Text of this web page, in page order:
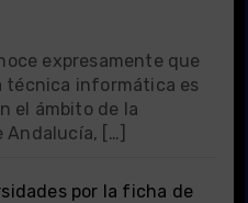
expresamente que
técnica informática es
el ámbito de la
[…]
por la ficha de